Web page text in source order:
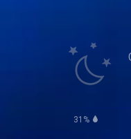
31%